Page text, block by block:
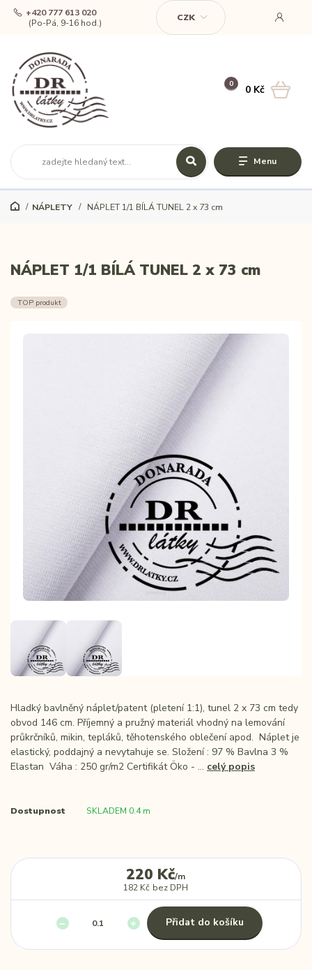
Menu
CZK
+420 777 613 020
(Po-Pá, 9-16 hod.)
0 0 Kč
NÁPLETY NÁPLET 1/1 BÍLÁ TUNEL 2 x 73 cm
NÁPLET 1/1 BÍLÁ TUNEL 2 x 73 cm
TOP produkt
Hladký bavlněný náplet/patent (pletení 1:1), tunel 2 x 73 cm tedy
obvod 146 cm. Příjemný a pružný materiál vhodný na lemování
průkrčníků, mikin, tepláků, těhotenského oblečení apod. Náplet je
elastický, poddajný a nevytahuje se. Složení : 97 % Bavlna 3 %
Elastan Váha : 250 gr/m2 Certifikát Öko - ... celý popis
Dostupnost SKLADEM 0.4 m
220 Kč/m
182 Kč bez DPH
Přidat do košíku